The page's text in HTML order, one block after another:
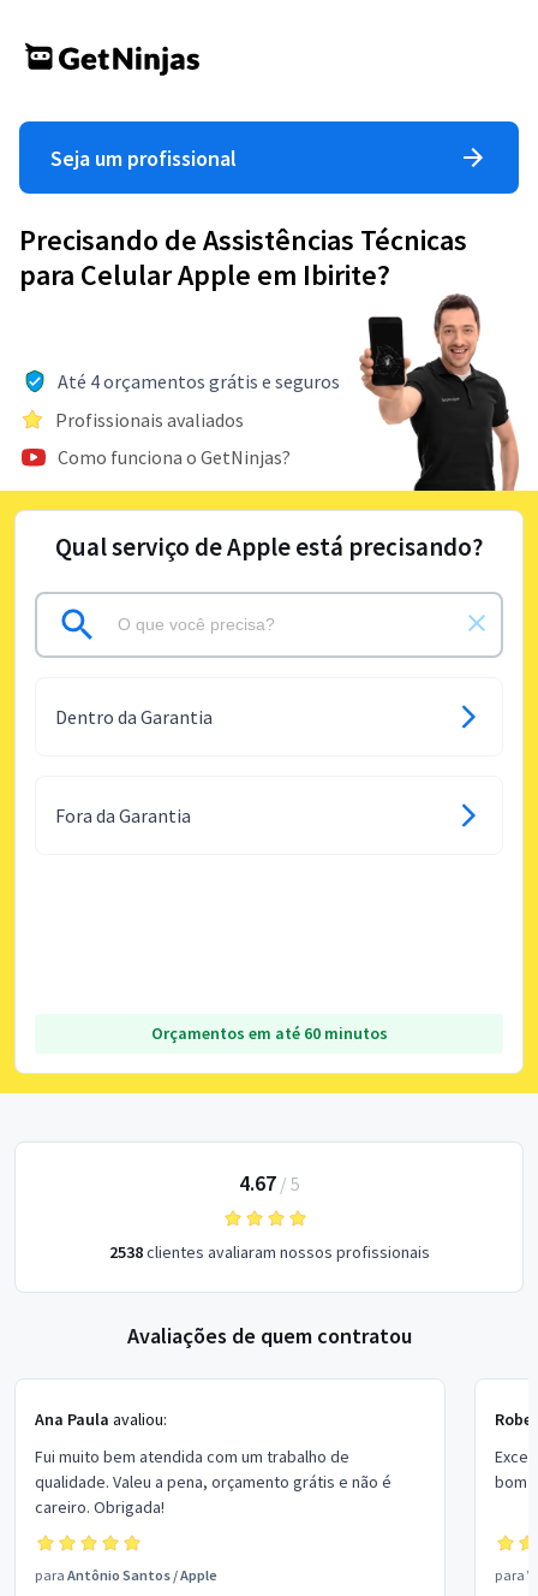
Seja um profissional
Precisando de Assistências Técnicas
para Celular Apple em Ibirite?
Até 4 orçamentos grátis e seguros
Profissionais avaliados
Como funciona o GetNinjas?
Qual serviço de Apple está precisando?
Dentro da Garantia
Fora da Garantia
Orçamentos em até 60 minutos
4.67/ 5
2538clientes avaliaram nossos profissionais
Avaliações de quem contratou
Ana Paula avaliou:
Fui muito bem atendida com um trabalho de
qualidade. Valeu a pena, orçamento grátis e não é
careiro. Obrigada!
para Antônio Santos /Apple
bom
para